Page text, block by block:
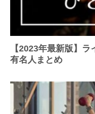
【2023年最新版】
有名人まとめ